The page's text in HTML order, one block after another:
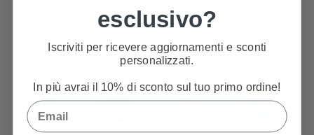
INVIATECI MAIL CON MODELLO MACCHINA,TIPO DI
RICHIESTO:INFO@TRIMACITALIA.IT– VI RISPONDEREMO
esclusivo?
Iscriviti per ricevere aggiornamenti e sconti
personalizzati.
In più avrai il 10% di sconto sul tuo primo ordine!
Email